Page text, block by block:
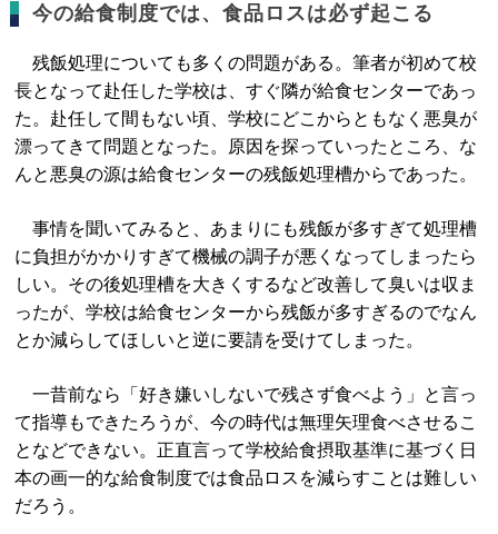
今の給食制度では、食品ロスは必ず起こる
残飯処理についても多くの問題がある。筆者が初めて校
長となって赴任した学校は、すぐ隣が給食センターであっ
た。赴任して間もない頃、学校にどこからともなく悪臭が
漂ってきて問題となった。原因を探っていったところ、な
んと悪臭の源は給食センターの残飯処理槽からであった。
事情を聞いてみると、あまりにも残飯が多すぎて処理槽
に負担がかかりすぎて機械の調子が悪くなってしまったら
しい。その後処理槽を大きくするなど改善して臭いは収ま
ったが、学校は給食センターから残飯が多すぎるのでなん
とか減らしてほしいと逆に要請を受けてしまった。
一昔前なら「好き嫌いしないで残さず食べよう」と言っ
て指導もできたろうが、今の時代は無理矢理食べさせるこ
となどできない。正直言って学校給食摂取基準に基づく日
本の画一的な給食制度では食品ロスを減らすことは難しい
だろう。